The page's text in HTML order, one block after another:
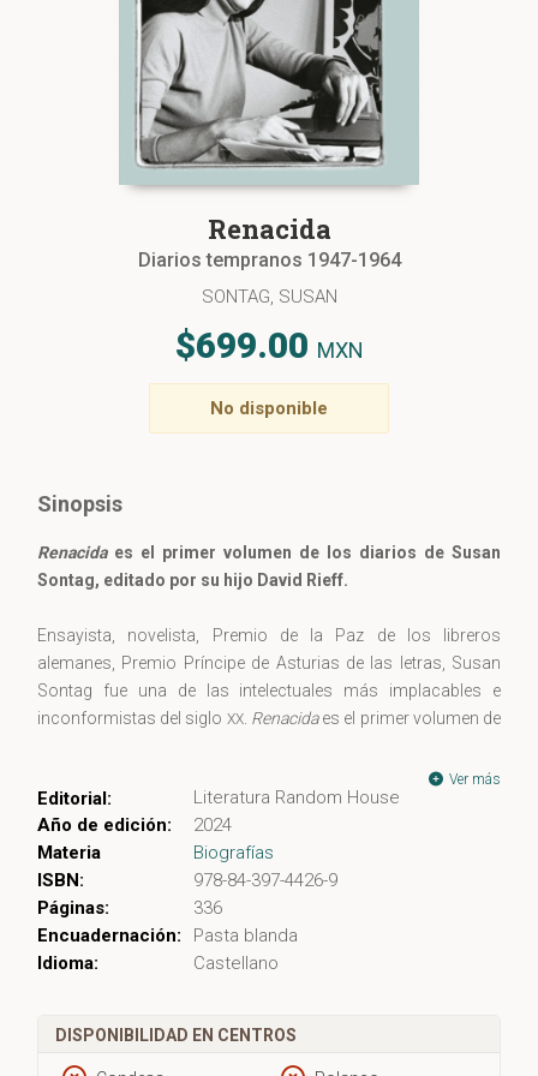
Renacida
Diarios tempranos 1947-1964
SONTAG, SUSAN
$699.00 MXN
No disponible
Sinopsis
Renacidaes el primer volumen de los diarios de Susan
Sontag, editado por su hijo David Rieff.
Ensayista, novelista, Premio de la Paz de los libreros
alemanes, Premio Príncipe de Asturias de las letras, Susan
Sontag fue una de las intelectuales más implacables e
inconformistas del siglo XX. Renacidaes el primer volumen de
«Afirmar que estos diarios son reveladores es un drástico
eufemismo. Uno de los principales dilemas en mi decisión de
publicarlos ha sido que, al menos en la última etapa de su
vida, mi madre no fue en ningún sentido una persona proclive
a la confidencia. En particular evitaba hasta donde le era
posible, sin negarla, toda referencia a su homosexualidad o
todo reconocimiento de su propia ambición. Así que mi
describirlo con imparcialidad. [...] El criterio de selección fue
determinado en parte por mi impresión de que la crudeza y el
Ver más
Editorial:
Literatura Random House
Año de edición:
2024
Materia
Biografías
ISBN:
978-84-397-4426-9
Páginas:
336
Encuadernación:
Pasta blanda
Idioma:
Castellano
DISPONIBILIDAD EN CENTROS